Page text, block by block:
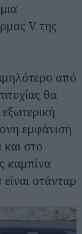
V της
από
θα
εμφάνιση
στο
καμπίνα
στάνταρ